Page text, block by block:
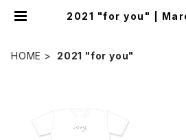
2021 "for you" |
HOME 2021 "for you"